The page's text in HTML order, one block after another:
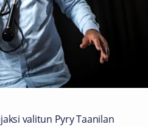
valitun Pyry Taanilan